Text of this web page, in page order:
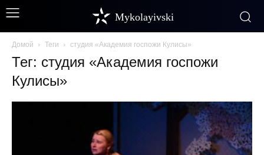
Mykolayivski
Домой Теги студия «Академия госпожи Кулисы»
Тег: студия «Академия госпожи
Кулисы»